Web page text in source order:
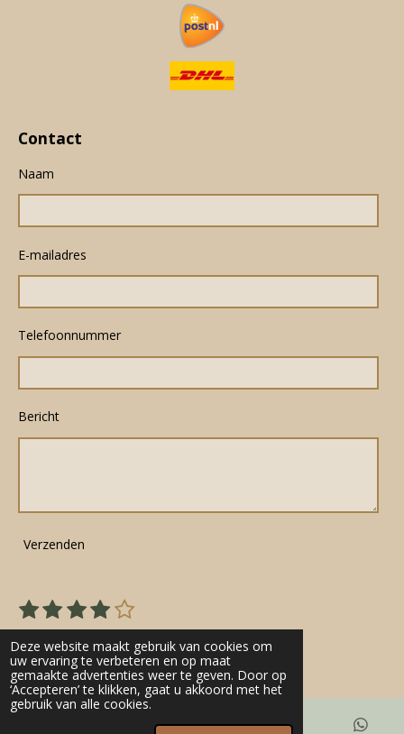
Deze website maakt gebruik van cookies om
uw ervaring te verbeteren en op maat
gemaakte advertenties weer te geven. Door op
‘Accepteren’ te klikken, gaat u akkoord met het
gebruik van alle cookies.
Contact
Naam
E-mailadres
Telefoonnummer
Bericht
Verzenden
R
a
t
i
n
1
s
t
e
r
2
s
t
e
r
r
3
s
t
e
r
r
4
s
t
e
r
r
5
s
t
e
r
r
S
e
m
m
e
n
22 stemmen